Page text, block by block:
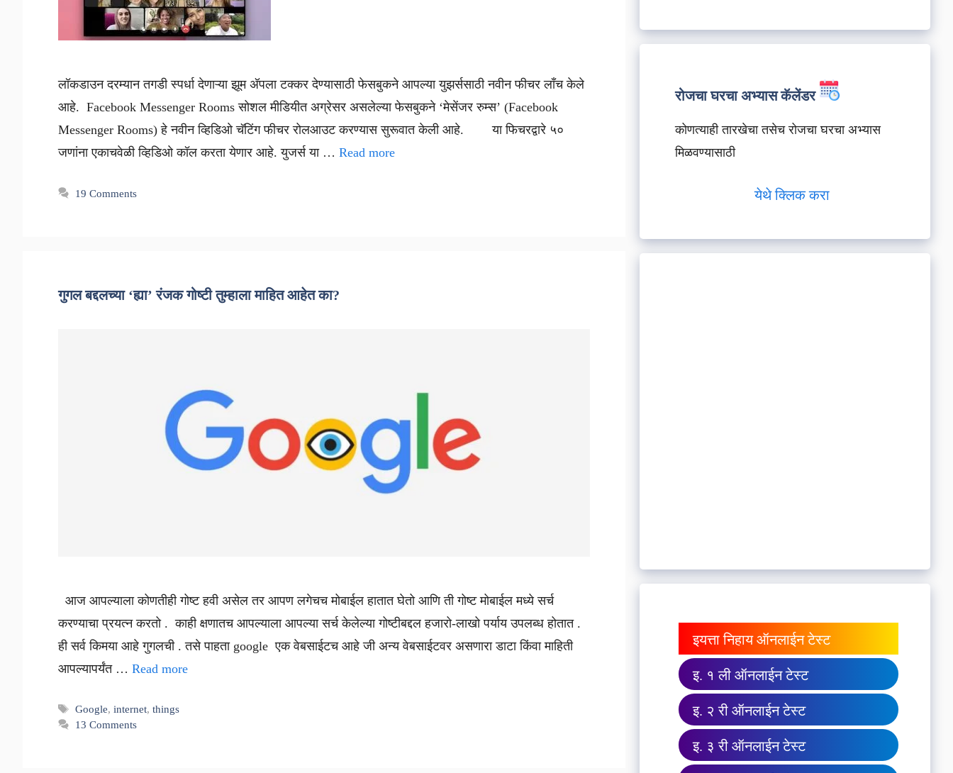
लॉकडाउन दरम्यान तगडी स्पर्धा देणाऱ्या झूम अ‍ॅपला टक्कर देण्यासाठी फेसबुकने आपल्या युझर्ससाठी नवीन फीचर लाँच केले
आहे. Facebook Messenger Rooms सोशल मीडियीत अग्रेसर असलेल्या फेसबुकने ‘मेसेंजर रुम्स’ (Facebook
Messenger Rooms) हे नवीन व्हिडिओ चॅटिंग फीचर रोलआउट करण्यास सुरूवात केली आहे. या फिचरद्वारे ५०
जणांना एकाचवेळी व्हिडिओ कॉल करता येणार आहे. युजर्स या … Read more
19 Comments
गुगल बद्दलच्या ‘ह्या’ रंजक गोष्टी तुम्हाला माहित आहेत का?
आज आपल्याला कोणतीही गोष्ट हवी असेल तर आपण लगेचच मोबाईल हातात घेतो आणि ती गोष्ट मोबाईल मध्ये सर्च
करण्याचा प्रयत्न करतो . काही क्षणातच आपल्याला आपल्या सर्च केलेल्या गोष्टीबद्दल हजारो-लाखो पर्याय उपलब्ध होतात .
ही सर्व किमया आहे गुगलची . तसे पाहता google एक वेबसाईटच आहे जी अन्य वेबसाईटवर असणारा डाटा किंवा माहिती
आपल्यापर्यंत … Read more
Tags
Google,internet,things
13 Comments
रोजचा घरचा अभ्यास कॅलेंडर
कोणत्याही तारखेचा तसेच रोजचा घरचा अभ्यास
मिळवण्यासाठी
येथे क्लिक करा
इयत्ता निहाय ऑनलाईन टेस्ट
इ. १ ली ऑनलाईन टेस्ट
इ. २ री ऑनलाईन टेस्ट
इ. ३ री ऑनलाईन टेस्ट